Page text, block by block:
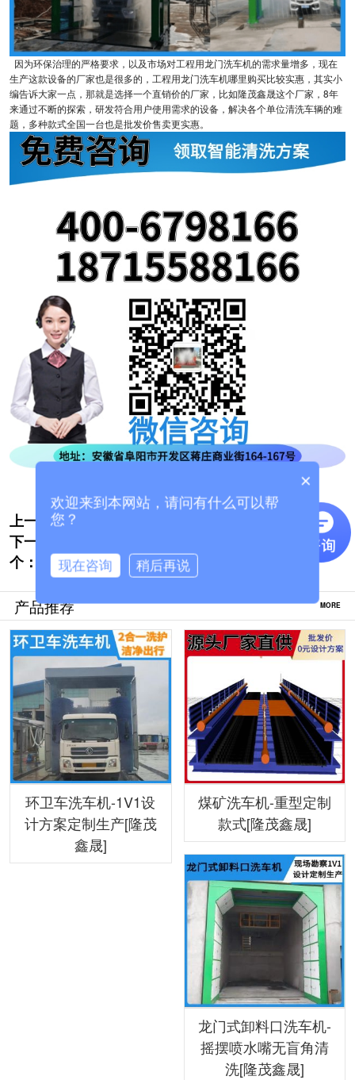
因为环保治理的严格要求，以及市场对工程用龙门洗车机的需求量增多，现在
生产这款设备的厂家也是很多的，工程用龙门洗车机哪里购买比较实惠，其实小
编告诉大家一点，那就是选择一个直销价的厂家，比如隆茂鑫晟这个厂家，8年
来通过不断的探索，研发符合用户使用需求的设备，解决各个单位清洗车辆的难
题，多种款式全国一台也是批发价售卖更实惠。
上一个: 搅拌站洗车机设备-源头厂商购买更省钱[隆
下一
个：
大货车龙门洗车机价格大概多少钱[隆茂鑫
晟]
产品推荐 MORE
环卫车洗车机-1V1设
计方案定制生产[隆茂
鑫晟]
煤矿洗车机-重型定制
款式[隆茂鑫晟]
龙门式卸料口洗车机-
摇摆喷水嘴无盲角清
洗[隆茂鑫晟]
×
欢迎来到本网站，请问有什么可以帮
您？
现在咨询 稍后再说